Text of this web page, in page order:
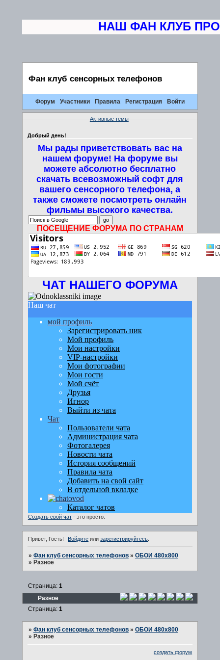
НАШ ФАН КЛУБ
Фан клуб сенсорных телефонов
Форум Участники Правила Регистрация Войти
Активные темы
Добрый день!
Мы рады приветствовать вас на
нашем форуме! На форуме вы
можете абсолютно бесплатно
скачать всевозможный софт для
вашего сенсорного телефона, а
также сможете посмотреть онлайн
фильмы высокого качества.
ПОСЕЩЕНИЕ ФОРУМА ПО СТРАНАМ
ЧАТ НАШЕГО ФОРУМА
Создать свой чат- это просто.
Привет, Гость! Войдите илизарегистрируйтесь
» Фан клуб сенсорных телефонов » ОБОИ 480х800
» Разное
Разное
Страница: 1
Страница: 1
» Фан клуб сенсорных телефонов » ОБОИ 480х800
» Разное
создать форум